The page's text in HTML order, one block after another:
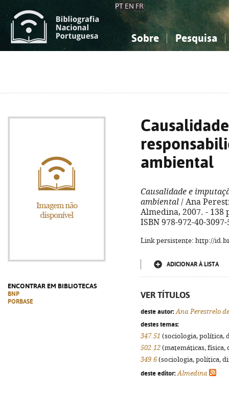
PT EN FR
Sobre Pesquisa
ENCONTRAR EM BIBLIOTECAS
BNP
PORBASE
ambiental
Causalidade e
ambiental / Ana
Almedina, 2007. - 138
ISBN 978-972-40-3097-
Link persistente: http://
ADICIONAR À LISTA
VER TÍTULOS
deste autor: Ana Perestrelo
destes temas:
347.51 (sociologia, política,
502.12 (matemáticas,
349.6(sociologia, política,
deste editor: Almedina